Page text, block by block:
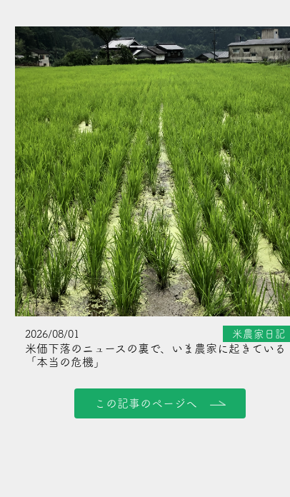
2026/08/01 米農家日記
米価下落のニュースの裏で、いま農家に起きている
「本当の危機」
この記事のページへ